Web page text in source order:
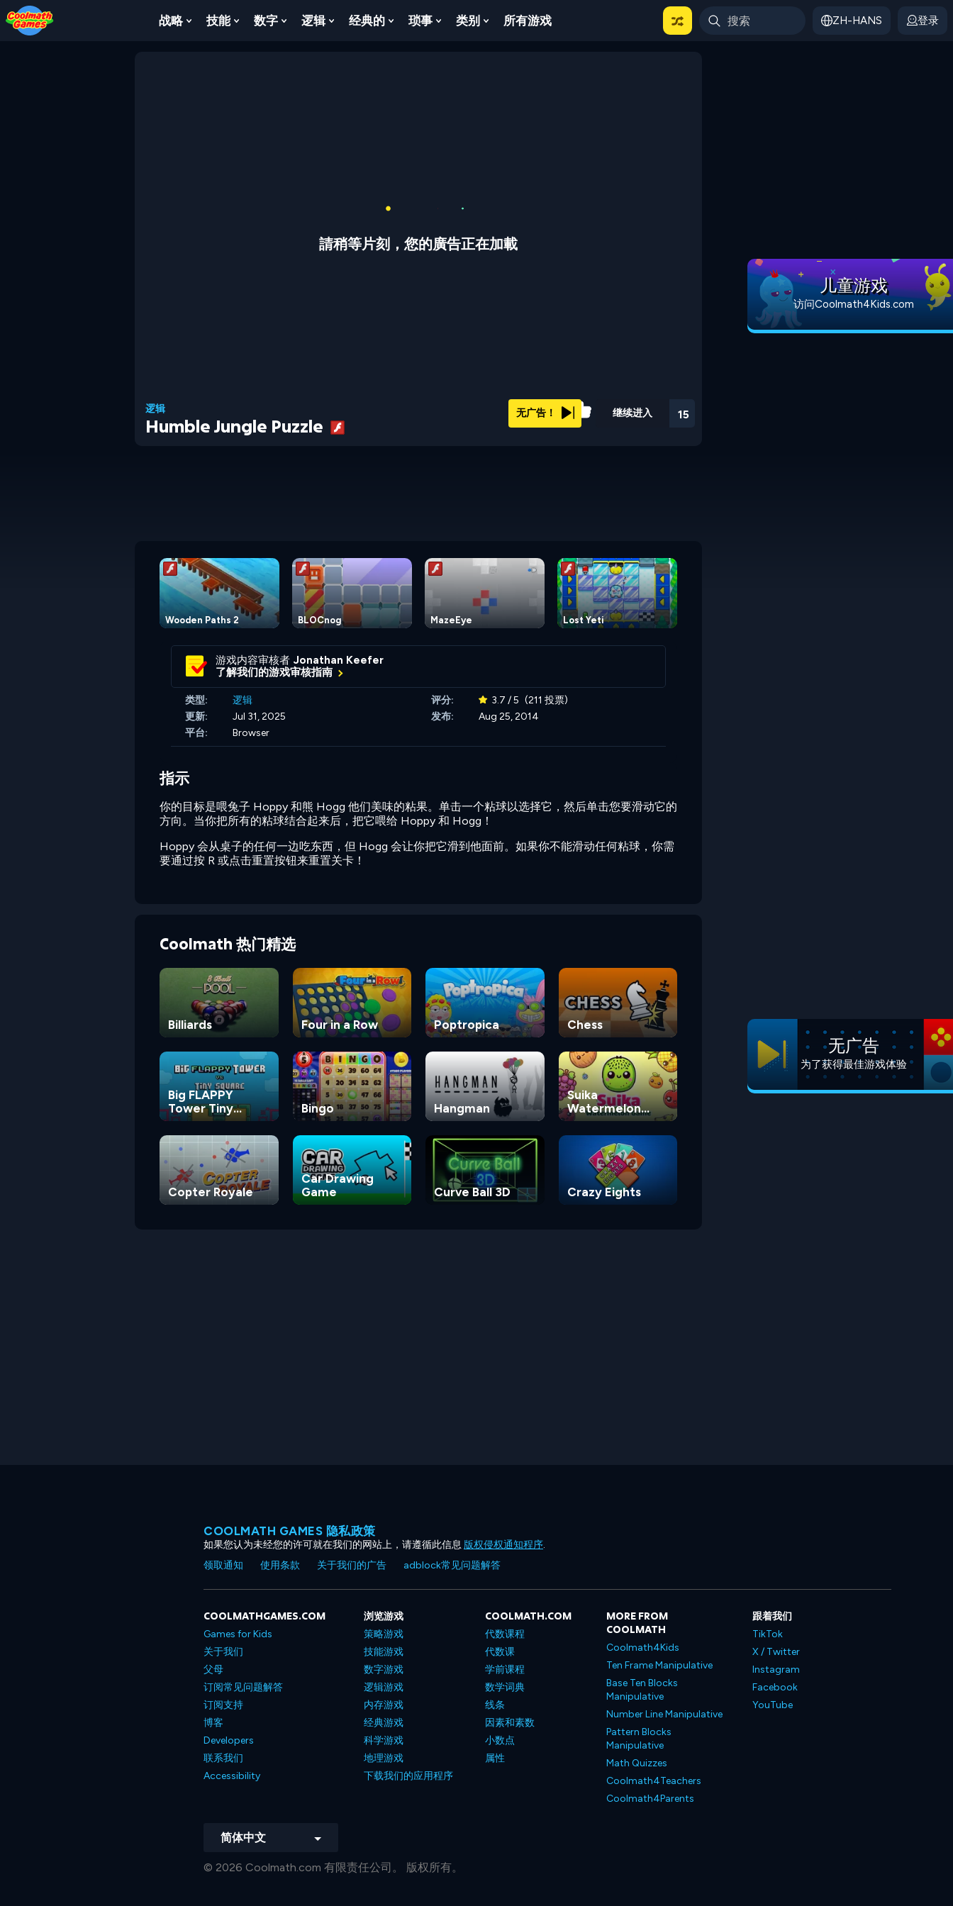
Skip
to
Top
Skip
to
Navigation
Skip
to
Main
Skip
to
Footer
战略 Show
技能 Show
数字 Show
逻辑 Show经典的 Show
琐事 Show
类别
Show所有游戏 ZH-HANS 登录
請稍等片刻，您的廣告正在加載
继续进入 15
无广告！
逻辑 68%
Humble Jungle Puzzle
Wooden Paths 2 BLOCnog MazeEye Lost Yeti
游戏内容审核者 Jonathan Keefer
了解我们的游戏审核指南
类型: 逻辑 评分: 3.7 / 5 (211 投票)
更新:
Jul 31, 2025 发布:
Aug 25, 2014
平台:
Browser
指示
你的目标是喂兔子 Hoppy 和熊 Hogg 他们美味的粘果。单击一个粘球以选择它，然后单击您要滑动它的
方向。当你把所有的粘球结合起来后，把它喂给 Hoppy 和 Hogg！
Hoppy 会从桌子的任何一边吃东西，但 Hogg 会让你把它滑到他面前。如果你不能滑动任何粘球，你需
要通过按 R 或点击重置按钮来重置关卡！
Coolmath 热门精选
Billiards Four in a Row Poptropica Chess
Big FLAPPY
Tower Tiny
Square
Bingo Hangman
Suika
Watermelon
Game
Copter Royale
Car Drawing
Game
Curve Ball 3D Crazy Eights
儿童游戏
访问Coolmath4Kids.com
无广告
为了获得最佳游戏体验
COOLMATH GAMES 隐私政策
如果您认为未经您的许可就在我们的网站上，请遵循此信息 版权侵权通知程序.
领取通知
使用条款 关于我们的广告 adblock常见问题解答
COOLMATHGAMES.COM
Games for Kids
关于我们
父母
订阅常见问题解答
订阅支持
博客
Developers
联系我们
Accessibility
浏览游戏
策略游戏
技能游戏
数字游戏
逻辑游戏
内存游戏
经典游戏
科学游戏
地理游戏
下载我们的应用程序
COOLMATH.COM
代数课程
代数课
学前课程
数学词典
线条
因素和素数
小数点
属性
MORE FROM
COOLMATH
Coolmath4Kids
Ten Frame Manipulative
Base Ten Blocks
Manipulative
Number Line Manipulative
Pattern Blocks
Manipulative
Math Quizzes
Coolmath4Teachers
Coolmath4Parents
跟着我们
TikTok
X / Twitter
Instagram
Facebook
YouTube
简体中文
© 2026 Coolmath.com 有限责任公司。 版权所有。